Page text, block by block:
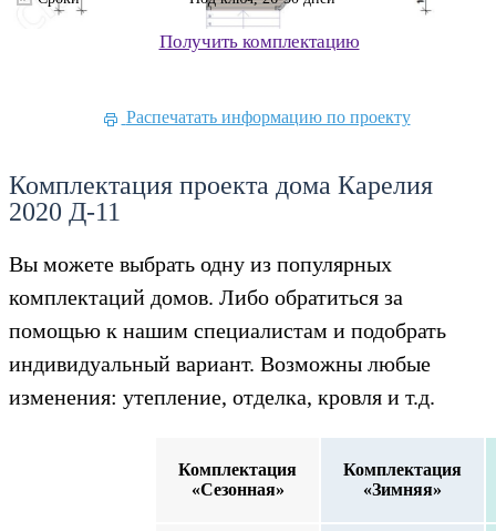
Получить комплектацию
Распечатать информацию по проекту
Комплектация проекта дома Карелия
2020 Д-11
Вы можете выбрать одну из популярных
комплектаций домов. Либо обратиться за
помощью к нашим специалистам и подобрать
индивидуальный вариант. Возможны любые
изменения: утепление, отделка, кровля и т.д.
Комплектация
«Сезонная»
Комплектация
«Зимняя»